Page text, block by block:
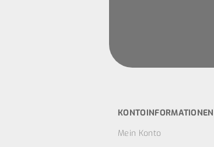
KONTOINFORMATIONEN
Mein Konto